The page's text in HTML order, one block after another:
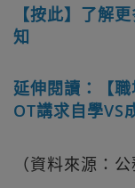
【按此】了解
知
延伸閱讀：【
OT講求自學VS
（資料來源：